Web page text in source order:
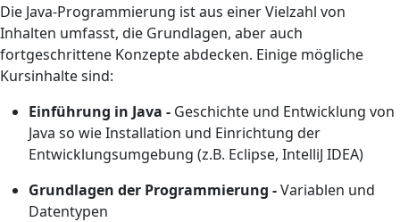
Die Java-Programmierung ist aus einer Vielzahl von
Inhalten umfasst, die Grundlagen, aber auch
fortgeschrittene Konzepte abdecken. Einige mögliche
Kursinhalte sind:
Einführung in Java - Geschichte und Entwicklung von
Java so wie Installation und Einrichtung der
Entwicklungsumgebung (z.B. Eclipse, IntelliJ IDEA)
Grundlagen der Programmierung -Variablen und
Datentypen